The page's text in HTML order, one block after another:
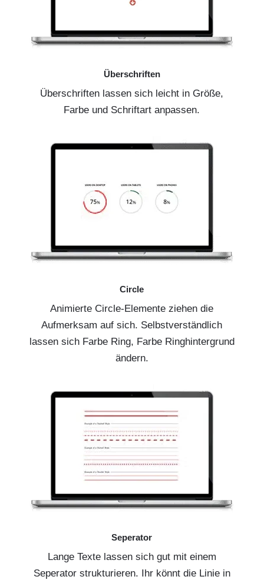
Überschriften
Überschriften lassen sich leicht in Größe,
Farbe und Schriftart anpassen.
Circle
Animierte Circle-Elemente ziehen die
Aufmerksam auf sich. Selbstverständlich
lassen sich Farbe Ring, Farbe Ringhintergrund
ändern.
Seperator
Lange Texte lassen sich gut mit einem
Seperator strukturieren. Ihr könnt die Linie in